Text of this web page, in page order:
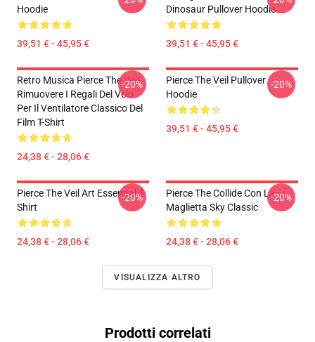
Hoodie
39,51 € - 45,95 €
Dinosaur Pullover Hoodie
39,51 € - 45,95 €
Retro Musica Pierce The Veil-
Rimuovere I Regali Del Velo
Per Il Ventilatore Classico Del
Film T-Shirt
24,38 € - 28,06 €
-20%
Pierce The Veil Pullover
Hoodie
39,51 € - 45,95 €
-20%
Pierce The Veil Art Essential T-
Shirt
24,38 € - 28,06 €
-20%
Pierce The Collide Con La
Maglietta Sky Classic
24,38 € - 28,06 €
-20%
VISUALIZZA ALTRO
Prodotti correlati